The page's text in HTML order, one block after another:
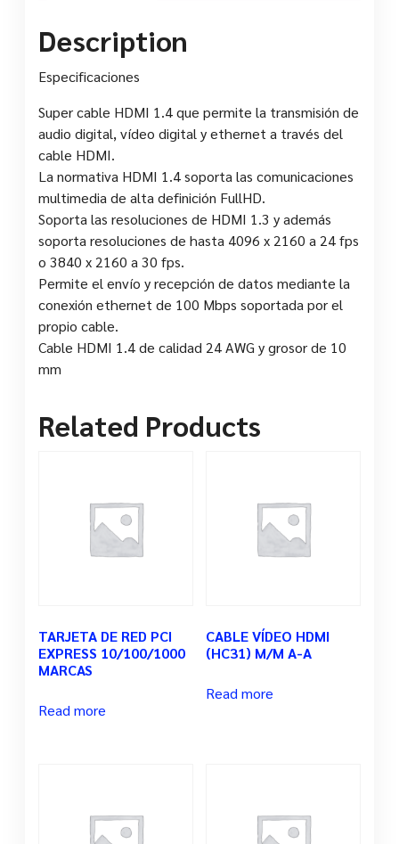
Description
Especificaciones
Super cable HDMI 1.4 que permite la transmisión de
audio digital, vídeo digital y ethernet a través del
cable HDMI.
La normativa HDMI 1.4 soporta las comunicaciones
multimedia de alta definición FullHD.
Soporta las resoluciones de HDMI 1.3 y además
soporta resoluciones de hasta 4096 x 2160 a 24 fps
o 3840 x 2160 a 30 fps.
Permite el envío y recepción de datos mediante la
conexión ethernet de 100 Mbps soportada por el
propio cable.
Cable HDMI 1.4 de calidad 24 AWG y grosor de 10
mm
Related Products
TARJETA DE RED PCI
EXPRESS 10/100/1000
MARCAS
Read more
CABLE VÍDEO HDMI
(HC31) M/M A-A
Read more